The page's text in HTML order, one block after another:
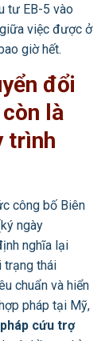
tư EB-5 vào
việc được ở
giờ hết.
đổi
là
trình
công bố Biên
ngày
nghĩa lại
trạng thái
chuẩn và hiển
pháp tại Mỹ,
cứu trợ